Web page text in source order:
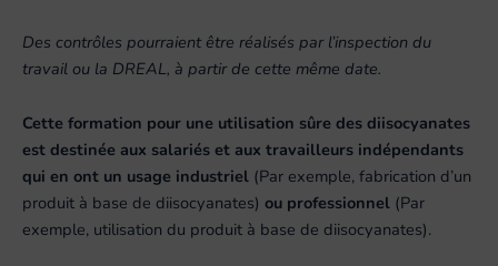
Des contrôles pourraient être réalisés par l’inspection du
travail ou la DREAL, à partir de cette même date.
Cette formation pour une utilisation sûre des diisocyanates
est destinée aux salariés et aux travailleurs indépendants
qui en ont un usage industriel (Par exemple, fabrication d’un
produit à base de diisocyanates) ou professionnel (Par
exemple, utilisation du produit à base de diisocyanates).